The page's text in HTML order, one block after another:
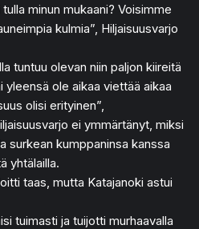
minun mukaani? Voisimme
kulmia”, Hiljaisuusvarjo
tuntuu olevan niin paljon kiireitä
ole aikaa viettää aikaa
olisi erityinen”,
ei ymmärtänyt, miksi
surkean kumppaninsa kanssa
yhtälailla.
taas, mutta Katajanoki astui
tuimasti ja tuijotti murhaavalla